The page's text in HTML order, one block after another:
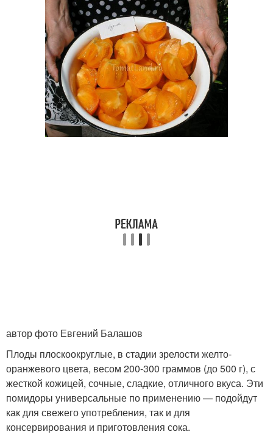
автор фото Евгений Балашов
Плоды плоскоокруглые, в стадии зрелости желто-
оранжевого цвета, весом 200-300 граммов (до 500 г), с
жесткой кожицей, сочные, сладкие, отличного вкуса. Эти
помидоры универсальные по применению — подойдут
как для свежего употребления, так и для
консервирования и приготовления сока.